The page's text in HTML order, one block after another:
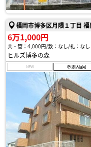
福岡市博多区月隈１丁目
6万1,000円
共・管：4,000円 敷：なし 礼：なし
ヒルズ博多の森
NEW 即入居可